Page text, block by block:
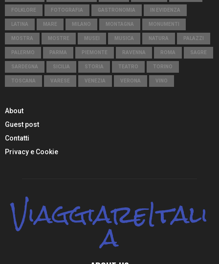
FOLKLORE FOTOGRAFIA GASTRONOMIA IN EVIDENZA
LATINA MARE MILANO MONTAGNA MONUMENTI
MOSTRA MOSTRE MUSEI MUSICA NATURA PALAZZI
PALERMO PARMA PIEMONTE RAVENNA ROMA SAGRE
SARDEGNA SICILIA STORIA TEATRO TORINO
TOSCANA VARESE VENEZIA VERONA VINO
About
Guest post
Contatti
Privacy e Cookie
ViaggiareItali
a